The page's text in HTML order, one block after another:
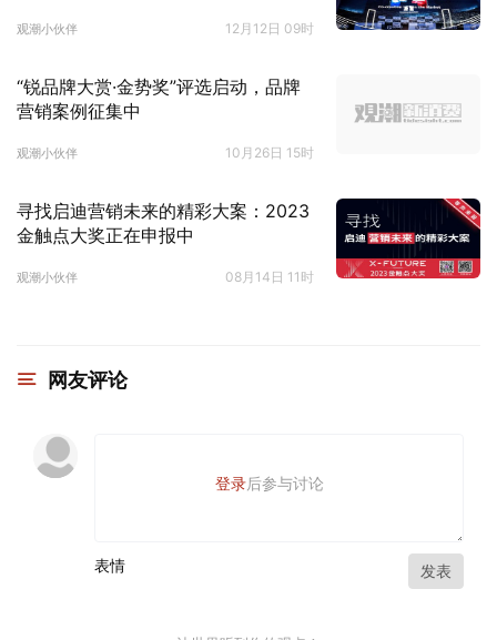
观潮小伙伴 12月12日 09时
“锐品牌大赏·金势奖”评选启动，品牌
营销案例征集中
观潮小伙伴 10月26日 15时
寻找启迪营销未来的精彩大案：2023
金触点大奖正在申报中
观潮小伙伴 08月14日 11时
网友评论
登录后参与讨论
表情 发表